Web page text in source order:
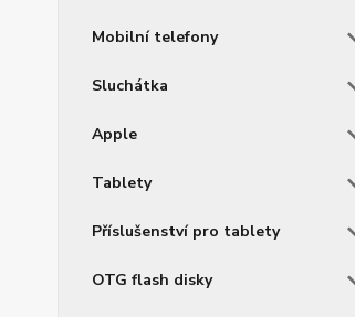
Mobilní telefony
Sluchátka
Apple
Tablety
Příslušenství pro tablety
OTG flash disky